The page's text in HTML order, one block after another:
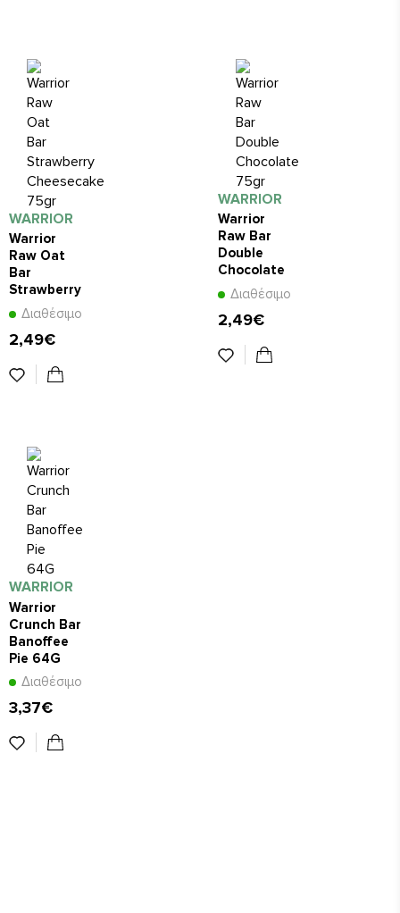
WARRIOR
Warrior
Raw Oat
Bar
Strawberry
Cheesecake
Διαθέσιμο
2,49€
WARRIOR
Warrior
Raw Bar
Double
Chocolate
75gr
Διαθέσιμο
2,49€
WARRIOR
Warrior
Crunch Bar
Banoffee
Pie 64G
Διαθέσιμο
3,37€